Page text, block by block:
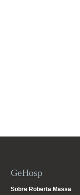
GeHosp
Sobre Roberta Massa